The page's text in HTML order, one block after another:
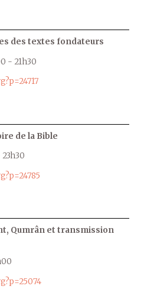
des textes fondateurs
- 21h30
de la Bible
23h30
Qumrân et transmission